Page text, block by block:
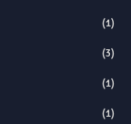
(1)
(3)
(1)
(1)